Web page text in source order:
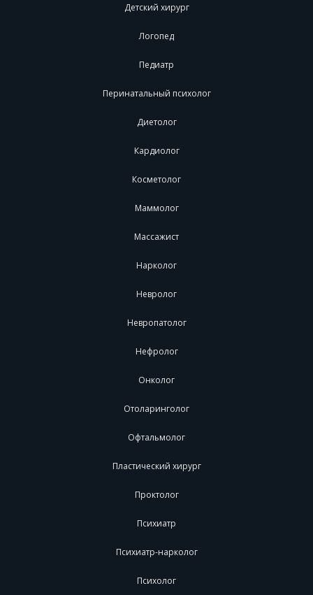
Детский хирург
Логопед
Педиатр
Перинатальный психолог
Диетолог
Кардиолог
Косметолог
Маммолог
Массажист
Нарколог
Невролог
Невропатолог
Нефролог
Онколог
Отоларинголог
Офтальмолог
Пластический хирург
Проктолог
Психиатр
Психиатр-нарколог
Психолог